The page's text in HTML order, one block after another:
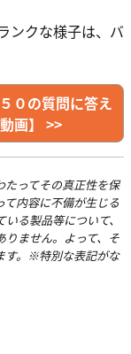
ンクな様子は、バ
０の質問に答え
画】 >>
ってその真正性を保
内容に不備が生じる
る製品等について、
りません。よって、そ
す。※特別な表記がな